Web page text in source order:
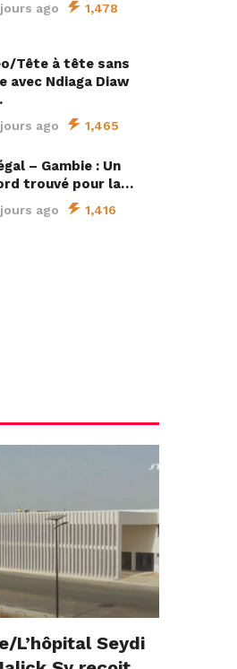
ago 1,478
Tête à tête sans
avec Ndiaga Diaw
ago 1,465
– Gambie : Un
trouvé pour la…
ago 1,416
L’hôpital Seydi